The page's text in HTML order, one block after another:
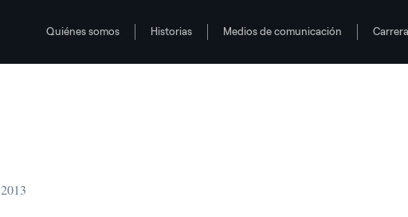
Quiénes somos Historias Medios de comunicación
CONFIRMS FRANCESCO STARACE AS CHIEF EXECUTIVE OFFICER AND